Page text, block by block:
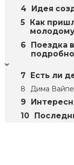
Идея
Как
Поездка
Есть ли
Дима